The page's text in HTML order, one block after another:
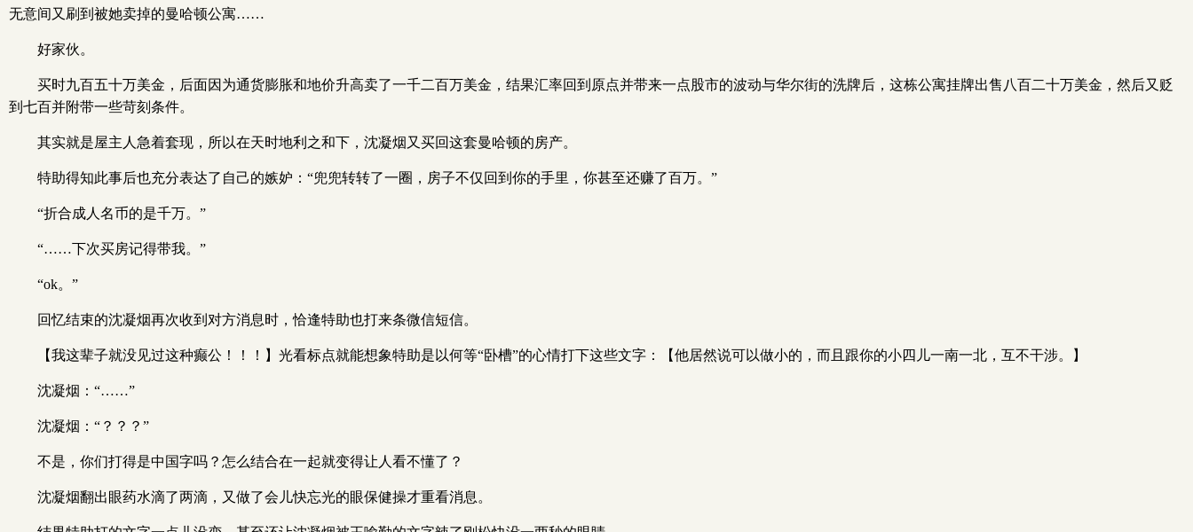
无意间又刷到被她卖掉的曼哈顿公寓……
好家伙。
买时九百五十万美金，后面因为通货膨胀和地价升高卖了一千二百万美金，结果汇率回到原点并带来一点股市的波动与华尔街的洗牌后，这栋公寓挂牌出售八百二十万美金，然后又贬
到七百并附带一些苛刻条件。
其实就是屋主人急着套现，所以在天时地利之和下，沈凝烟又买回这套曼哈顿的房产。
特助得知此事后也充分表达了自己的嫉妒：“兜兜转转了一圈，房子不仅回到你的手里，你甚至还赚了百万。”
“折合成人名币的是千万。”
“……下次买房记得带我。”
“ok。”
回忆结束的沈凝烟再次收到对方消息时，恰逢特助也打来条微信短信。
【我这辈子就没见过这种癫公！！！】光看标点就能想象特助是以何等“卧槽”的心情打下这些文字：【他居然说可以做小的，而且跟你的小四儿一南一北，互不干涉。】
沈凝烟：“……”
沈凝烟：“？？？”
不是，你们打得是中国字吗？怎么结合在一起就变得让人看不懂了？
沈凝烟翻出眼药水滴了两滴，又做了会儿快忘光的眼保健操才重看消息。